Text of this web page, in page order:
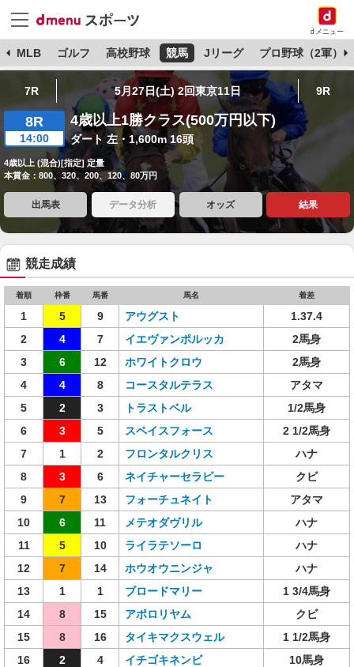
dメニュー
MLB ゴルフ 高校野球 競馬 Jリーグ プロ野球（2軍）
7R 5月27日(土) 2回東京11日 9R
8R
14:00
4歳以上1勝クラス(500万円以下)
ダート 左・1,600m 16頭
4歳以上 (混合)[指定] 定量
本賞金：800、320、200、120、80万円
出馬表 データ分析 オッズ 結果
競走成績
着順 枠番 馬番 馬名 着差
1 5 9 アウグスト
1.37.4
2
4 7 イエヴァンポルッカ
2馬身
3
6 12 ホワイトクロウ
2馬身
4
4 8 コースタルテラス
アタマ
5
2 3 トラストベル
1/2馬身
6
3 5 スペイスフォース
2 1/2馬身
7
1 2 フロンタルクリス
ハナ
8
3 6 ネイチャーセラピー
クビ
9
7 13 フォーチュネイト
アタマ
10
6 11 メテオダヴリル
ハナ
11
5 10 ライラテソーロ
ハナ
12
7 14 ホウオウニンジャ
ハナ
13
1 1 ブロードマリー
1 3/4馬身
14
8 15 アポロリヤム
クビ
15
8 16 タイキマクスウェル
1 1/2馬身
16
2 4 イチゴキネンビ 10馬身